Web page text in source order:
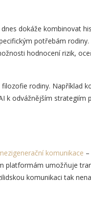
dokáže kombinovat
potřebám
hodnocení rizik,
rodiny. Například
k odvážnějším strategiím
komunikace
platformám umožňuje
komunikaci tak